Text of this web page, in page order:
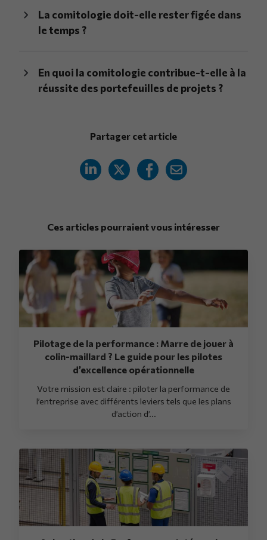
La comitologie doit-elle rester figée dans
le temps ?
En quoi la comitologie contribue-t-elle à la
réussite des portefeuilles de projets ?
Partager cet article
Ces articles pourraient vous intéresser
Pilotage de la performance : Marre de jouer à
colin-maillard ? Le guide pour les pilotes
d’excellence opérationnelle
Votre mission est claire : piloter la performance de
l’entreprise avec différents leviers tels que les plans
d’action d’...